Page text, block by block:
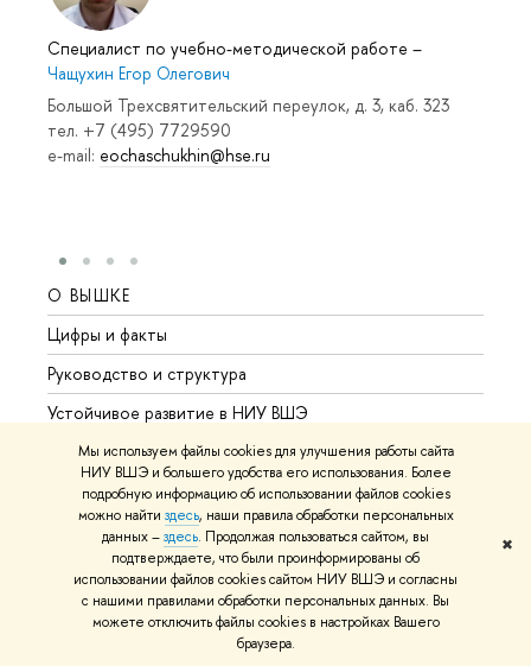
Мы используем файлы cookies для улучшения работы сайта
НИУ ВШЭ и большего удобства его использования. Более
подробную информацию об использовании файлов cookies
можно найти здесь, наши правила обработки персональных
данных –здесь. Продолжая пользоваться сайтом, вы
подтверждаете, что были проинформированы об
использовании файлов cookies сайтом НИУ ВШЭ и согласны
с нашими правилами обработки персональных данных. Вы
можете отключить файлы cookies в настройках Вашего
браузера.
✖
Специалист по учебно-методической работе –
Чащухин Егор Олегович
Большой Трехсвятительский переулок, д. 3, каб. 323
тел. +7 (495) 7729590
e-mail: eochaschukhin@hse.ru
О ВЫШКЕ
Цифры и факты
Руководство и структура
Устойчивое развитие в НИУ ВШЭ
Преподаватели и сотрудники
Корпуса и общежития
Закупки
Обращения граждан в НИУ ВШЭ
Фонд целевого капитала
Противодействие коррупции